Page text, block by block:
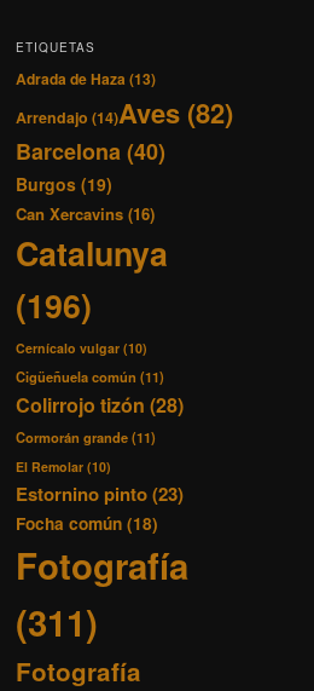
ETIQUETAS
Adrada de Haza (13)
Arrendajo (14)Aves (82)
Barcelona(40)
Burgos (19)
Can Xercavins (16)
Catalunya
(196)
Cernícalo vulgar (10)
Cigüeñuela común (11)
Colirrojo tizón (28)
Cormorán grande(11)
El Remolar (10)
Estornino pinto(23)
Focha común (18)
Fotografía
(311)
Fotografía